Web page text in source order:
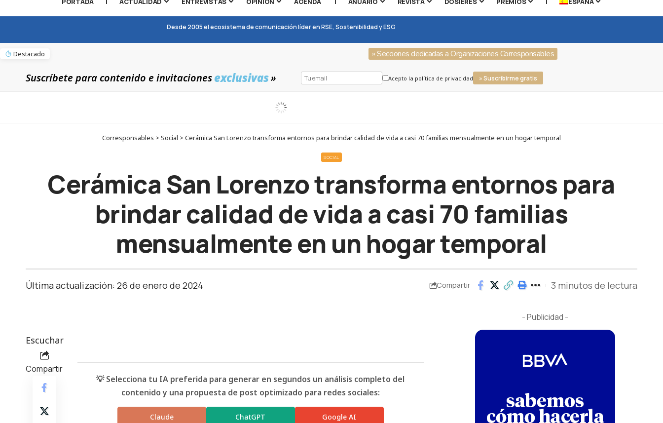
Desde 2005 el ecosistema de comunicación líder en RSE, Sostenibilidad y ESG
Destacado » Secciones dedicadas a Organizaciones Corresponsables
Suscríbete para contenido e invitacionesexclusivas» Acepto la política de privacidad » Suscribirme gratis
Corresponsables > Social > Cerámica San Lorenzo transforma entornos para brindar calidad de vida a casi 70 familias mensualmente en un hogar temporal
SOCIAL
Cerámica San Lorenzo transforma entornos para
brindar calidad de vida a casi 70 familias
mensualmente en un hogar temporal
Última actualización: 26 de enero de 2024 Compartir 3 minutos de lectura
Escuchar
Compartir
💡 Selecciona tu IA preferida para generar en segundos un análisis completo del
contenido y una propuesta de post optimizado para redes sociales:
Claude ChatGPT Google AI
- Publicidad -